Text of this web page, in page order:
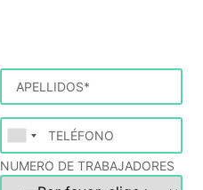
NUMERO DE TRABAJADORES